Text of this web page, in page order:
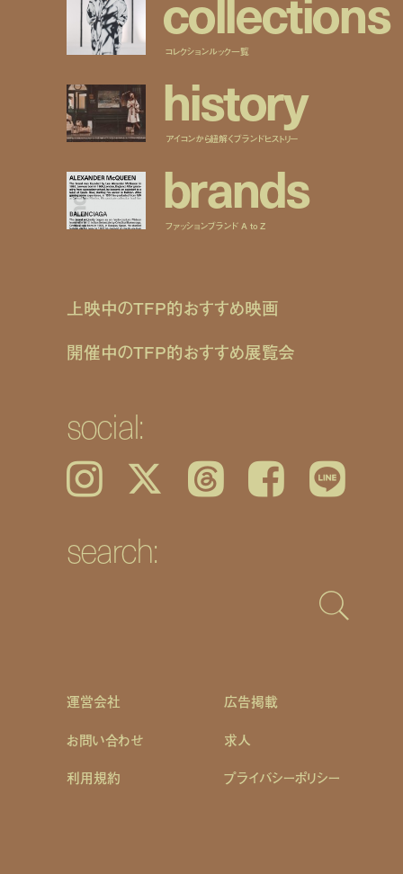
コレクションルック一覧
history
アイコンから紐解くブランドヒストリー
brands
ファッションブランド A to Z
上映中のTFP的おすすめ映画
開催中のTFP的おすすめ展覧会
social:
Instagram 𝕏 Threads Facebook LINE
search:
運営会社
広告掲載
お問い合わせ
求人
利用規約 プライバシーポリシー